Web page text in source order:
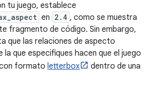
tu juego, establece
en 2.4 , como se muestra
fragmento de código. Sin embargo,
que las relaciones de aspecto
la que especifiques hacen que el juego
formato letterbox
dentro de una